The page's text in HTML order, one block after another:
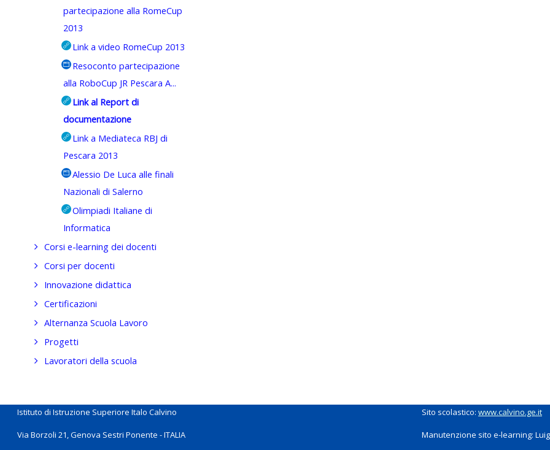
partecipazione alla RomeCup
2013
Link a video RomeCup 2013
Resoconto partecipazione
alla RoboCup JR Pescara A...
Link al Report di
documentazione
Link a Mediateca RBJ di
Pescara 2013
Alessio De Luca alle finali
Nazionali di Salerno
Olimpiadi Italiane di
Informatica
Corsi e-learning dei docenti
Corsi per docenti
Innovazione didattica
Certificazioni
Alternanza Scuola Lavoro
Progetti
Lavoratori della scuola
Istituto di Istruzione Superiore Italo Calvino
Via Borzoli 21, Genova Sestri Ponente - ITALIA
Sito scolastico: www.calvino.ge.it
Manutenzione sito e-learning: